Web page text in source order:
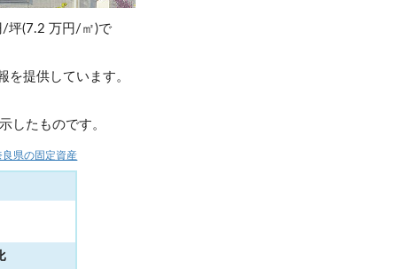
/坪(7.2 万円/㎡)で
を提供しています。
したものです。
良県の固定資産